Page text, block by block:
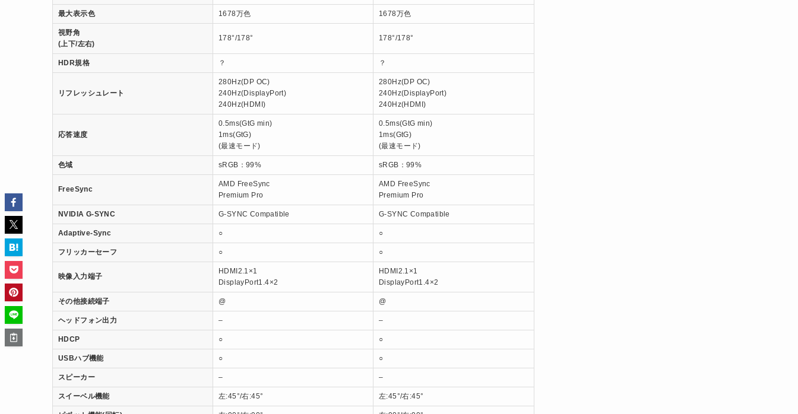
最大表示色 1678万色 1678万色
視野角
(上下/左右)
178°/178° 178°/178°
HDR規格 ？ ？
リフレッシュレート
280Hz(DP OC)
240Hz(DisplayPort)
240Hz(HDMI)
280Hz(DP OC)
240Hz(DisplayPort)
240Hz(HDMI)
応答速度
0.5ms(GtG min)
1ms(GtG)
(最速モード)
0.5ms(GtG min)
1ms(GtG)
(最速モード)
色域 sRGB：99% sRGB：99%
FreeSync
AMD FreeSync
Premium Pro
AMD FreeSync
Premium Pro
NVIDIA G-SYNC G-SYNC Compatible G-SYNC Compatible
Adaptive-Sync ○ ○
フリッカーセーフ ○ ○
映像入力端子
HDMI2.1×1
DisplayPort1.4×2
HDMI2.1×1
DisplayPort1.4×2
その他接続端子 @ @
ヘッドフォン出力 – –
HDCP ○ ○
USBハブ機能 ○ ○
スピーカー – –
スイーベル機能 左:45°/右:45° 左:45°/右:45°